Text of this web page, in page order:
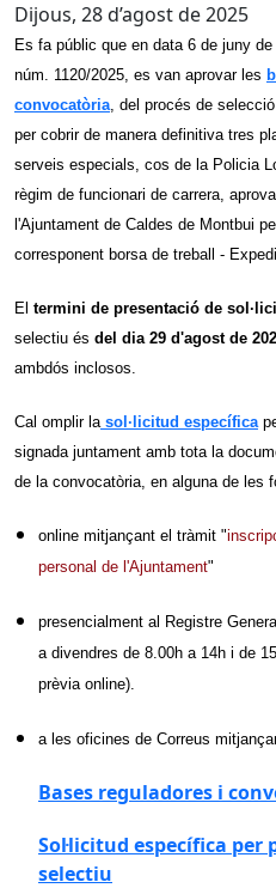
Dijous, 28 d’agost de 2025
Es fa públic que en data 6 de juny
núm. 1120/2025, es van aprovar les
convocatòria, del procés de
per cobrir de manera definitiva tres
serveis especials, cos de la Policia
règim de funcionari de carrera,
l'Ajuntament de Caldes de Montbui
corresponent borsa de treball -
El termini de presentació de
selectiu és del dia 29 d'agost de
ambdós inclosos.
Cal omplir la sol·licitud específica
signada juntament amb tota la
de la convocatòria, en alguna de les
online mitjançant el tràmit "
personal de l'Ajuntament"
presencialment al Registre
a divendres de 8.00h a 14h i de
prèvia online).
a les oficines de Correus
Bases reguladores i
Sol·licitud específica
selectiu